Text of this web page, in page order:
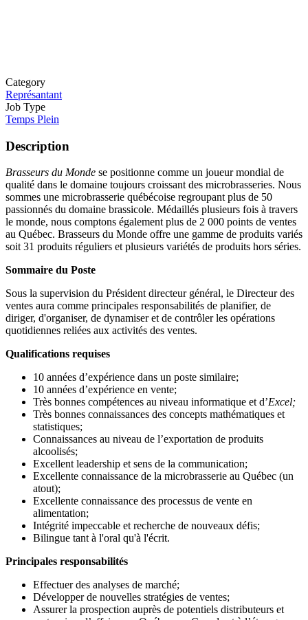
Category
Représantant
Job Type
Temps Plein
Description
Brasseurs du Monde se positionne comme un joueur mondial de
qualité dans le domaine toujours croissant des microbrasseries. Nous
sommes une microbrasserie québécoise regroupant plus de 50
passionnés du domaine brassicole. Médaillés plusieurs fois à travers
le monde, nous comptons également plus de 2 000 points de ventes
au Québec. Brasseurs du Monde offre une gamme de produits variés
soit 31 produits réguliers et plusieurs variétés de produits hors séries.
Sommaire du Poste
Sous la supervision du Président directeur général, le Directeur des
ventes aura comme principales responsabilités de planifier, de
diriger, d'organiser, de dynamiser et de contrôler les opérations
quotidiennes reliées aux activités des ventes.
Qualifications requises
10 années d’expérience dans un poste similaire;
10 années d’expérience en vente;
Très bonnes compétences au niveau informatique et d’Excel;
Très bonnes connaissances des concepts mathématiques et
statistiques;
Connaissances au niveau de l’exportation de produits
alcoolisés;
Excellent leadership et sens de la communication;
Excellente connaissance de la microbrasserie au Québec (un
atout);
Excellente connaissance des processus de vente en
alimentation;
Intégrité impeccable et recherche de nouveaux défis;
Bilingue tant à l'oral qu'à l'écrit.
Principales responsabilités
Effectuer des analyses de marché;
Développer de nouvelles stratégies de ventes;
Assurer la prospection auprès de potentiels distributeurs et